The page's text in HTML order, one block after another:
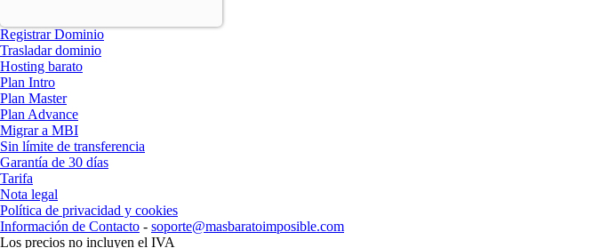
Registrar Dominio
Trasladar dominio
Hosting barato
Plan Intro
Plan Master
Plan Advance
Migrar a MBI
Sin límite de transferencia
Garantía de 30 días
Tarifa
Nota legal
Política de privacidad y cookies
Información de Contacto - soporte@masbaratoimposible.com
Los precios no incluyen el IVA